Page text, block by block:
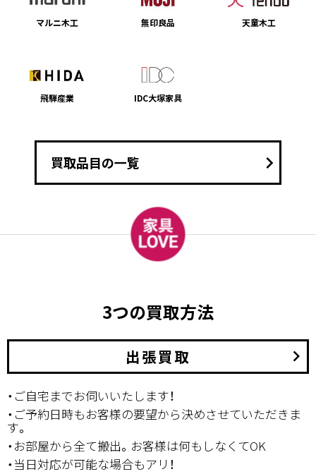
マルニ木工 無印良品 天童木工
飛騨産業 IDC大塚家具
買取品目の一覧 keyboard_arrow_right
3つの買取方法
出張買取 keyboard_arrow_right
・ご自宅までお伺いいたします！
・ご予約日時もお客様の要望から決めさせていただきま
す。
・お部屋から全て搬出。お客様は何もしなくてOK
・当日対応が可能な場合もアリ！